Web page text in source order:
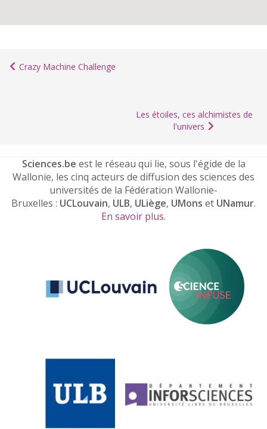
Crazy Machine Challenge
Les étoiles, ces alchimistes de
l'univers
Sciences.be est le réseau qui lie, sous l'égide de la
Wallonie, les cinq acteurs de diffusion des sciences des
universités de la Fédération Wallonie-
Bruxelles : UCLouvain, ULB, ULiège, UMons et UNamur.
En savoir plus.